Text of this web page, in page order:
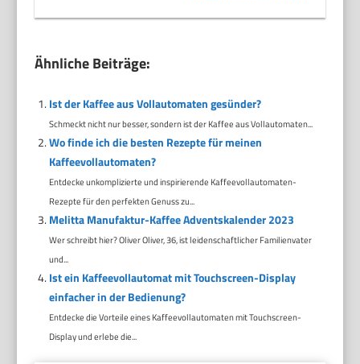
Ähnliche Beiträge:
Ist der Kaffee aus Vollautomaten gesünder?
Schmeckt nicht nur besser, sondern ist der Kaffee aus Vollautomaten...
Wo finde ich die besten Rezepte für meinen
Kaffeevollautomaten?
Entdecke unkomplizierte und inspirierende Kaffeevollautomaten-
Rezepte für den perfekten Genuss zu...
Melitta Manufaktur-Kaffee Adventskalender 2023
Wer schreibt hier? Oliver Oliver, 36, ist leidenschaftlicher Familienvater
und...
Ist ein Kaffeevollautomat mit Touchscreen-Display
einfacher in der Bedienung?
Entdecke die Vorteile eines Kaffeevollautomaten mit Touchscreen-
Display und erlebe die...